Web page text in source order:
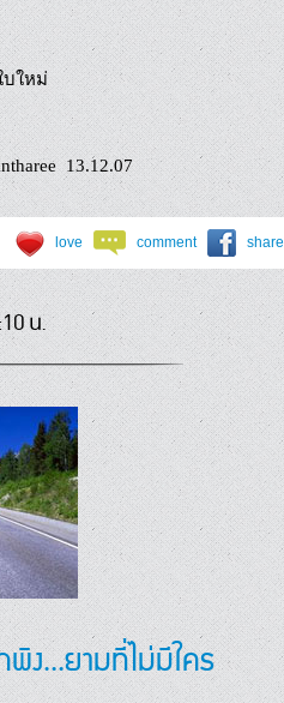
บใหม่
                                                                      Suntharee  13.12.07
love comment share
น.
ง...ยามที่ไม่มีใคร